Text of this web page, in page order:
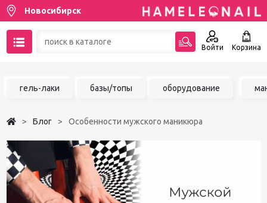
Новосибирск
Войти Корзина
Акции
Избранное
гель-лаки базы/топы оборудование
Блог Особенности мужского маникюра